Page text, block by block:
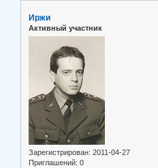
Иржи
Активный участник
Зарегистрирован: 2011-04-27
Приглашений: 0